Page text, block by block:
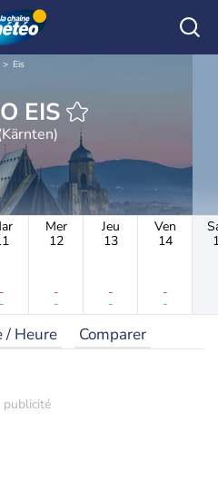
Eis
METEO EIS
-
-
Mer
12
-
-
Jeu
13
-
-
Ven
14
-
-
/ Heure Comparer